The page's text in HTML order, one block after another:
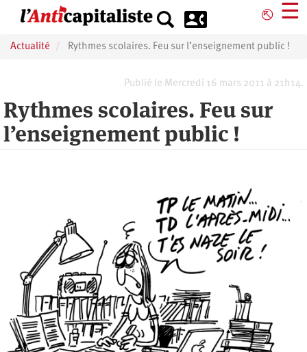
principal
⎋ ☰
Actualité Rythmes scolaires. Feu sur l’enseignement public !
Publié le Mercredi 16 mars 2011 à 21h14.
Rythmes scolaires. Feu sur
l’enseignement public !